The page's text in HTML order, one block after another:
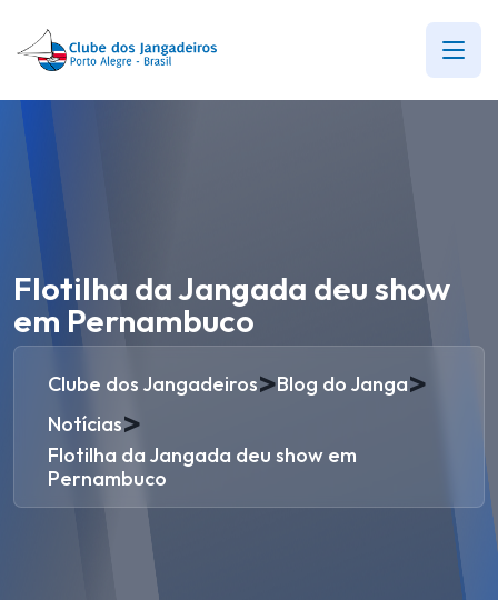
Flotilha da Jangada deu show
em Pernambuco
Clube dos Jangadeiros>Blog do Janga>
Notícias>
Flotilha da Jangada deu show em
Pernambuco